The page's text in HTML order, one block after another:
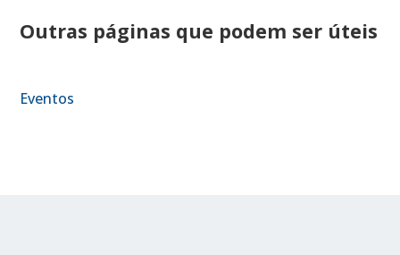
Outras páginas que podem ser úteis
Eventos